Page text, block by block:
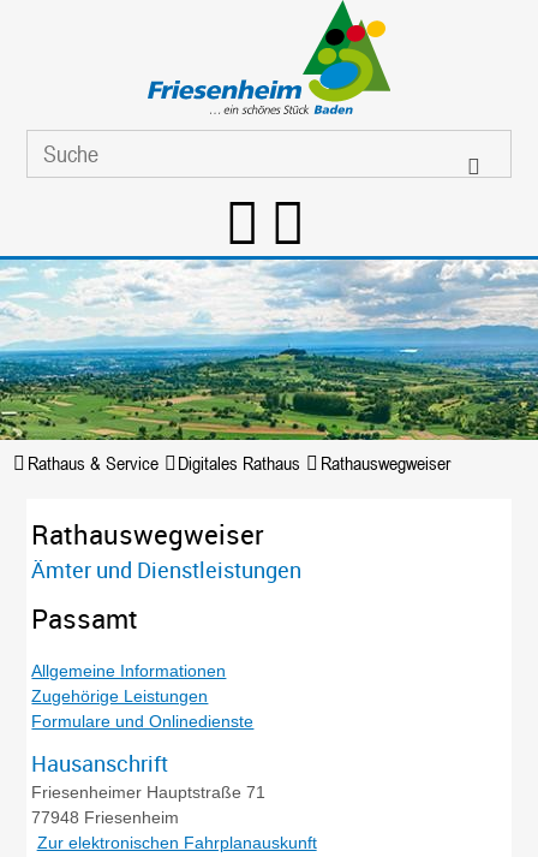
Rathaus & Service Digitales Rathaus Rathauswegweiser
Rathauswegweiser
Ämter und Dienstleistungen
Passamt
Allgemeine Informationen
Zugehörige Leistungen
Formulare und Onlinedienste
Hausanschrift
Friesenheimer Hauptstraße 71
77948 Friesenheim
Zur elektronischen Fahrplanauskunft